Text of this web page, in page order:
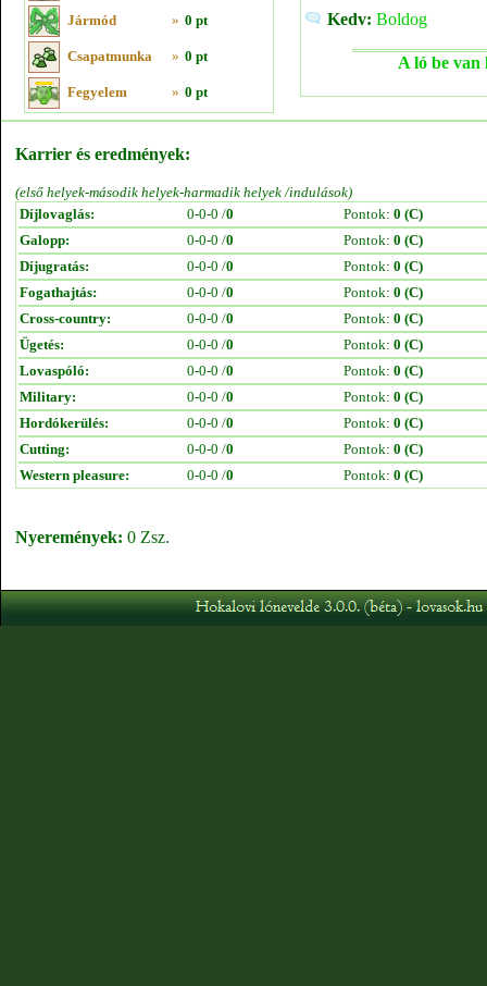
Jármód » 0 pt
Csapatmunka » 0 pt
Fegyelem » 0 pt
Kedv: Boldog
A ló be van
Karrier és eredmények:
(első helyek-második helyek-harmadik helyek /indulások)
Díjlovaglás:
0-0-0 /0 Pontok: 0 (C)
Galopp:
0-0-0 /0 Pontok: 0 (C)
Díjugratás:
0-0-0 /0 Pontok: 0 (C)
Fogathajtás:
0-0-0 /0 Pontok: 0 (C)
Cross-country:
0-0-0 /0 Pontok: 0 (C)
Ügetés:
0-0-0 /0 Pontok: 0 (C)
Lovaspóló:
0-0-0 /0 Pontok: 0 (C)
Military:
0-0-0 /0 Pontok: 0 (C)
Hordókerülés:
0-0-0 /0 Pontok: 0 (C)
Cutting:
0-0-0 /0 Pontok: 0 (C)
Western pleasure:
0-0-0 /0 Pontok: 0 (C)
Nyeremények: 0 Zsz.